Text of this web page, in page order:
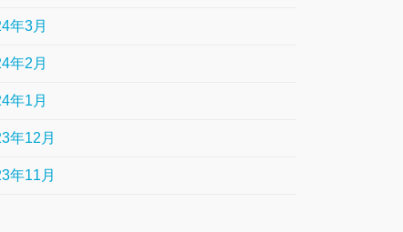
年3月
年2月
年1月
年12月
年11月